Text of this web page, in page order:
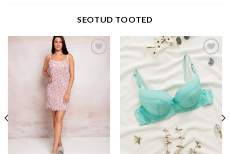
SEOTUD TOOTED
Add to wishlist Add to wishlist